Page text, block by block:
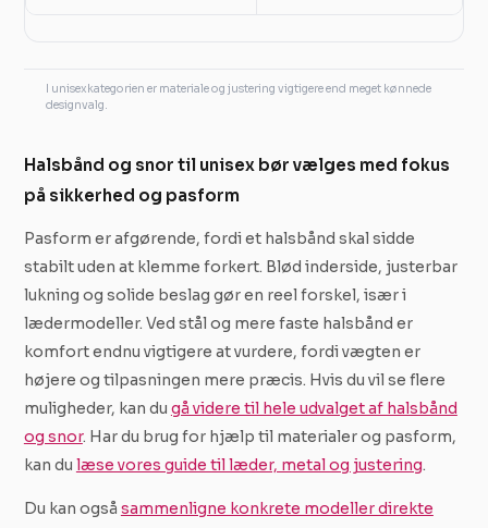
I unisexkategorien er materiale og justering vigtigere end meget kønnede
designvalg.
Halsbånd og snor til unisex bør vælges med fokus
på sikkerhed og pasform
Pasform er afgørende, fordi et halsbånd skal sidde
stabilt uden at klemme forkert. Blød inderside, justerbar
lukning og solide beslag gør en reel forskel, især i
lædermodeller. Ved stål og mere faste halsbånd er
komfort endnu vigtigere at vurdere, fordi vægten er
højere og tilpasningen mere præcis. Hvis du vil se flere
muligheder, kan du gå videre til hele udvalget af halsbånd
og snor. Har du brug for hjælp til materialer og pasform,
kan du læse vores guide til læder, metal og justering.
Du kan også sammenligne konkrete modeller direkte